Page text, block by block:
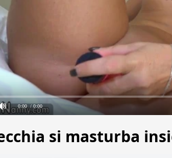
0:00 / 0:00
si masturba